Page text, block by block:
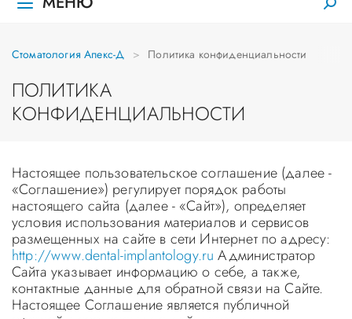
Стоматология Апекс-Д Политика конфиденциальности
ПОЛИТИКА
КОНФИДЕНЦИАЛЬНОСТИ
Настоящее пользовательское соглашение (далее -
«Соглашение») регулирует порядок работы
настоящего сайта (далее - «Сайт»), определяет
условия использования материалов и сервисов
размещенных на сайте в сети Интернет по адресу:
http://www.dental-implantology.ru Администратор
Сайта указывает информацию о себе, а также,
контактные данные для обратной связи на Сайте.
Настоящее Соглашение является публичной